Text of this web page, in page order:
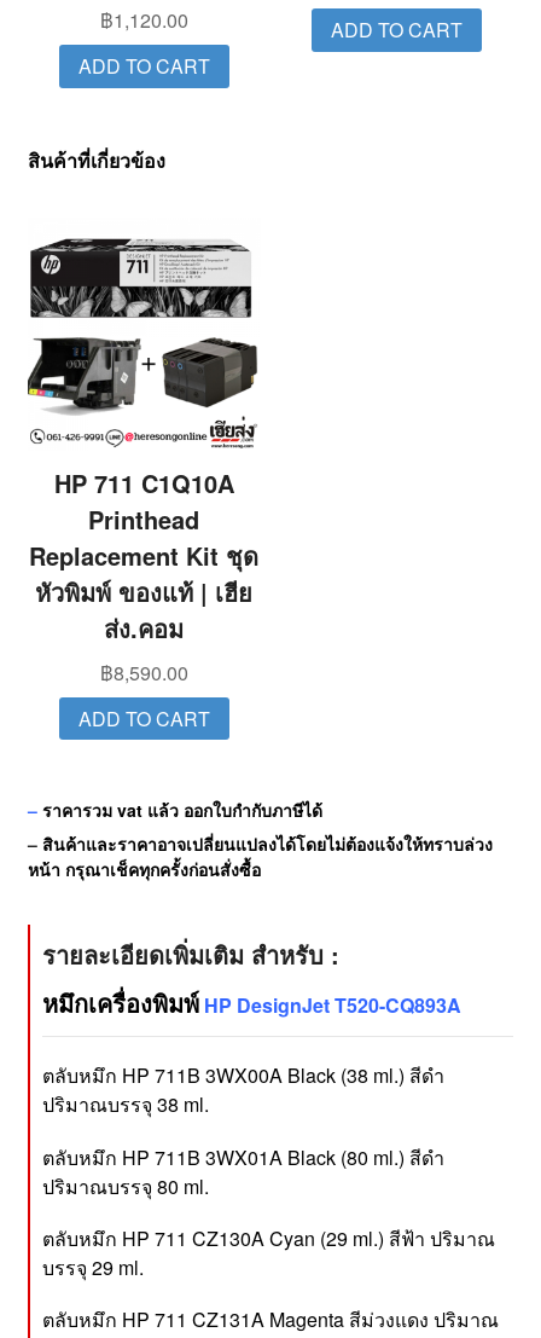
฿1,120.00
ADD TO CART
ADD TO CART
สินค้าที่เกี่ยวข้อง
HP 711 C1Q10A
Printhead
Replacement Kit ชุด
หัวพิมพ์ ของแท้ | เฮีย
ส่ง.คอม
฿8,590.00
ADD TO CART
–ราคารวม vat แล้ว ออกใบกำกับภาษีได้
– สินค้าและราคาอาจเปลี่ยนแปลงได้โดยไม่ต้องแจ้งให้ทราบล่วง
หน้า กรุณาเช็คทุกครั้งก่อนสั่งซื้อ
รายละเอียดเพิ่มเติม สำหรับ :
หมึกเครื่องพิมพ์HP DesignJet T520-CQ893A
ตลับหมึก HP 711B 3WX00A Black (38 ml.) สีดำ
ปริมาณบรรจุ 38 ml.
ตลับหมึก HP 711B 3WX01A Black (80 ml.) สีดำ
ปริมาณบรรจุ 80 ml.
ตลับหมึก HP 711 CZ130A Cyan (29 ml.) สีฟ้า ปริมาณ
บรรจุ 29 ml.
ตลับหมึก HP 711 CZ131A Magenta สีม่วงแดง ปริมาณ